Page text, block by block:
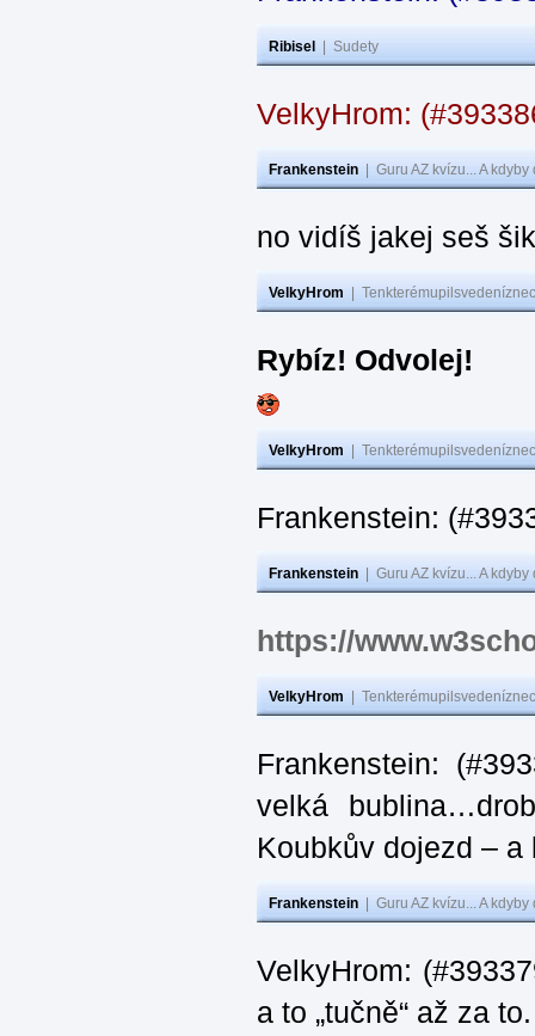
Ribisel Sudety
VelkyHrom:
Frankenstein Guru AZ kvízu... A
no vidíš jakej seš
VelkyHrom
Rybíz! Odvolej!
VelkyHrom
Frankenstein:
Frankenstein Guru AZ kvízu... A
https://
VelkyHrom
Frankenstein:
velká
Koubkův dojezd –
Frankenstein Guru AZ kvízu... A
VelkyHrom:
a to „tučně“ až za